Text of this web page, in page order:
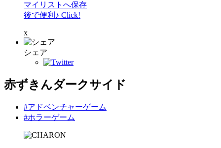
マイリストへ保存
後で便利♪ Click!
x
シェア
赤ずきんダークサイド
#アドベンチャーゲーム
#ホラーゲーム